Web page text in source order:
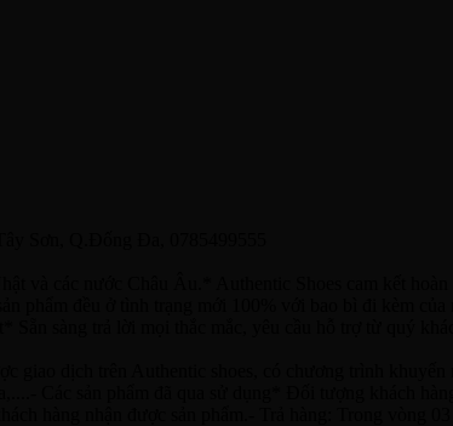
và các nước Châu Âu.* Authentic Shoes cam kết hoàn
dịch trên Authentic shoes, có chương trình khuyến
Các sản phẩm đã qua sử dụng* Đối tượng khách
hàng nhận được sản phẩm.- Trả hàng: Trong vòng 03